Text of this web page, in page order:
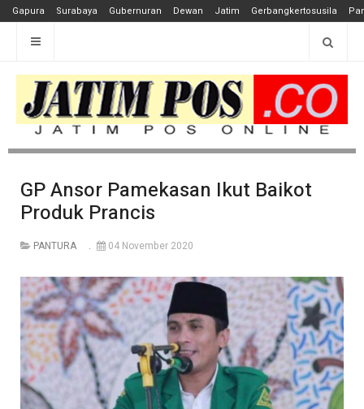
Gapura Surabaya Gubernuran Dewan Jatim Gerbangkertosusila
GP Ansor Pamekasan Ikut Baikot
Produk Prancis
PANTURA 04 November 2020